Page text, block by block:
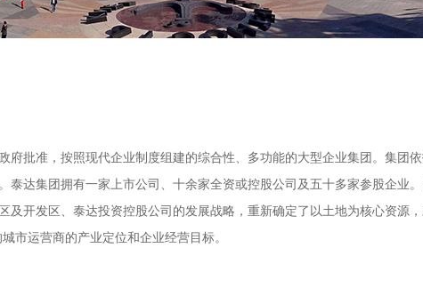
府批准，按照现代企业制度组建的综合性、多功能的大型企业集团。集团
泰达集团拥有一家上市公司、十余家全资或控股公司及五十多家参股企业。
及开发区、泰达投资控股公司的发展战略，重新确定了以土地为核心资源
市运营商的产业定位和企业经营目标。